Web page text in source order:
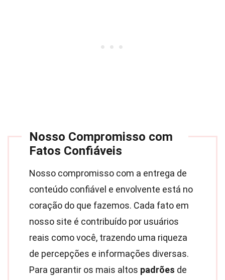
Nosso Compromisso com
Fatos Confiáveis
Nosso compromisso com a entrega de
conteúdo confiável e envolvente está no
coração do que fazemos. Cada fato em
nosso site é contribuído por usuários
reais como você, trazendo uma riqueza
de percepções e informações diversas.
Para garantir os mais altos padrões de